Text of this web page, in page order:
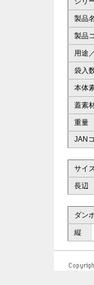
製品名
製品
用途
袋入
本体
蓋素
重量
JAN
サイ
長辺
ダン
縦